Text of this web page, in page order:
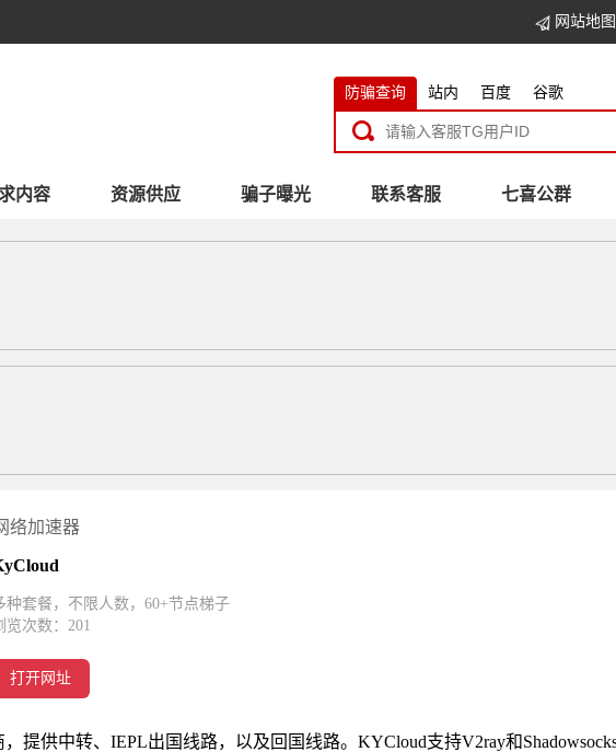
网站地图
防骗查询 站内 百度 谷歌
内容 资源供应 骗子曝光 联系客服 七喜公群
络加速器
种套餐，不限人数，60+节点梯子
览次数： 201
打开网址
提供中转、IEPL出国线路，以及回国线路。KYCloud支持V2ray和